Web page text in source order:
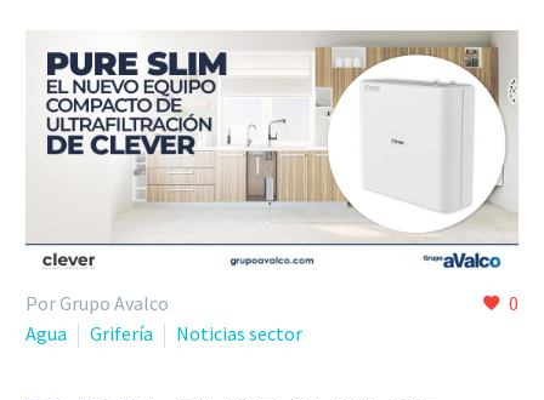
NOVEDAD
0
Por Grupo Avalco
Agua
Grifería Noticias sector